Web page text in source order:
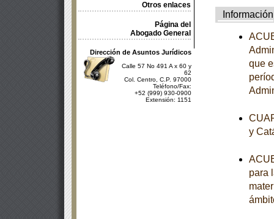
Otros enlaces
Página del
Abogado General
Dirección de Asuntos Jurídicos
Calle 57 No 491 A x 60 y
62
Col. Centro, C.P. 97000
Teléfono/Fax:
+52 (999) 930-0900
Extensión: 1151
Información
que
y
para